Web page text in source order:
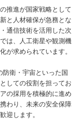
推進が国家戦略として
と人材確保が急務とな
通信技術を活用した次
は、人工衛星や観測機
が求められています。
衛・宇宙といった国
しての役割を担ってお
の採用を積極的に進め
わり、未来の安全保障
迎します。